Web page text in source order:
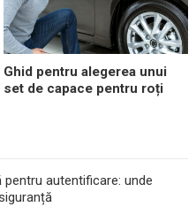
Ghid pentru alegerea unui
set de capace pentru roți
pentru autentificare: unde